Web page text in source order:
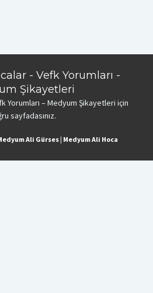
- Vefk Yorumları -
Şikayetleri
Yorumları – Medyum Şikayetleri için
sayfadasınız.
Ali Gürses| Medyum Ali Hoca